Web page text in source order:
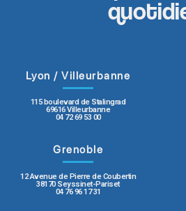
Lyon / Villeurbanne
115 boulevard de Stalingrad
69616 Villeurbanne
04 72 69 53 00
Grenoble
12 Avenue de Pierre de Coubertin
38170 Seyssinet-Pariset
04 76 96 17 31